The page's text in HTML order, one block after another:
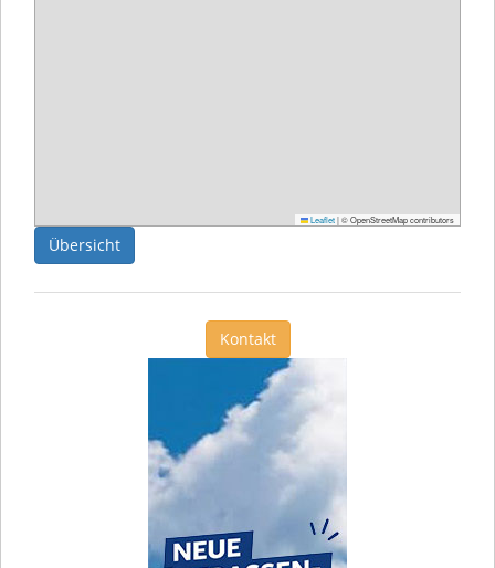
Leaflet|© OpenStreetMap contributors
Übersicht
Kontakt